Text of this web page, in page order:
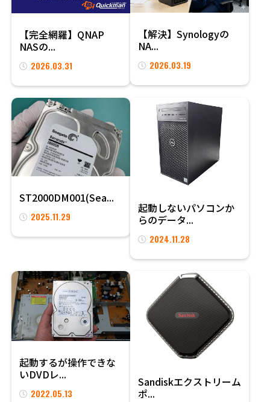
【完全網羅】QNAP
NASの...
2026.03.31
【解決】Synologyの
NA...
2026.03.19
ST2000DM001(Sea...
2025.11.29
起動しないパソコンか
らのデータ...
2024.11.28
起動するが操作できな
いDVDレ...
2022.05.13
Sandiskエクストリーム
ポ...